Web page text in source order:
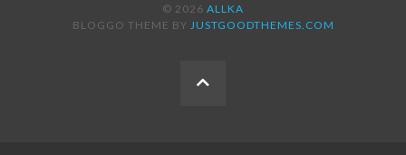
© 2026 ALLKA
BLOGGO THEME BY JUSTGOODTHEMES.COM
BACK